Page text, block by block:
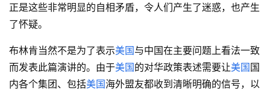
正是这些非常明显的自相矛盾，令人们产生了迷惑，也产生
了怀疑。
布林肯当然不是为了表示美国与中国在主要问题上看法一致
而发表此篇演讲的。由于美国的对华政策表述需要让美国 国
内各个集团、包括美国海外盟友都收到清晰明确的信号，以